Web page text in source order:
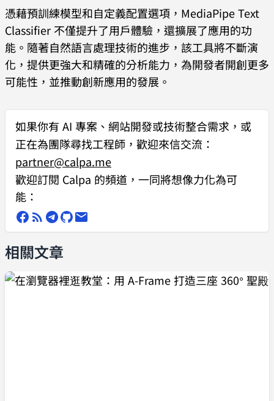
= Number(category.score. toFixed( 2
));
            }
else if
(
category.categoryName
===
"negative" ) {
                negativeScore
= Number(category.score.toFixed(2));
            }
        })
    );
};
憑藉預訓練模型和自定義配置選項，MediaPipe Text
Classifier 不僅提升了用戶體驗，還擴展了應用的功
能。隨著自然語言處理技術的進步，該工具將不斷演
化，提供更強大和精確的分析能力，為開發者開創更多
可能性，並推動創新應用的發展。
如果你有 AI 專案、網站開發或技術整合需求 ，或
正在為團隊尋找工程師，歡迎來信交流：
partner@calpa.me
歡迎訂閱 Calpa 的頻道，一同將想像力化為可
能：
相關文章